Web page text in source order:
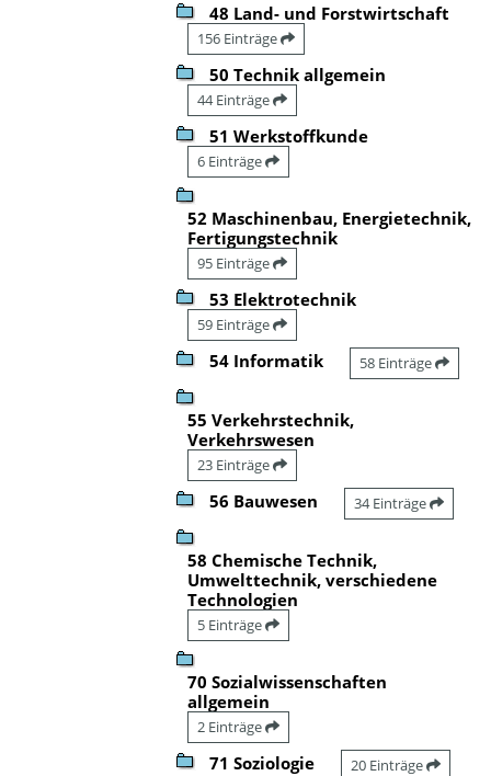
48 Land- und Forstwirtschaft
156 Einträge
50 Technik allgemein
44 Einträge
51 Werkstoffkunde
6 Einträge
52 Maschinenbau, Energietechnik,
Fertigungstechnik
95 Einträge
53 Elektrotechnik
59 Einträge
54 Informatik 58 Einträge
55 Verkehrstechnik,
Verkehrswesen
23 Einträge
56 Bauwesen 34 Einträge
58 Chemische Technik,
Umwelttechnik, verschiedene
Technologien
5 Einträge
70 Sozialwissenschaften
allgemein
2 Einträge
71 Soziologie 20 Einträge